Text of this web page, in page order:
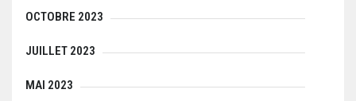
OCTOBRE 2023
JUILLET 2023
MAI 2023